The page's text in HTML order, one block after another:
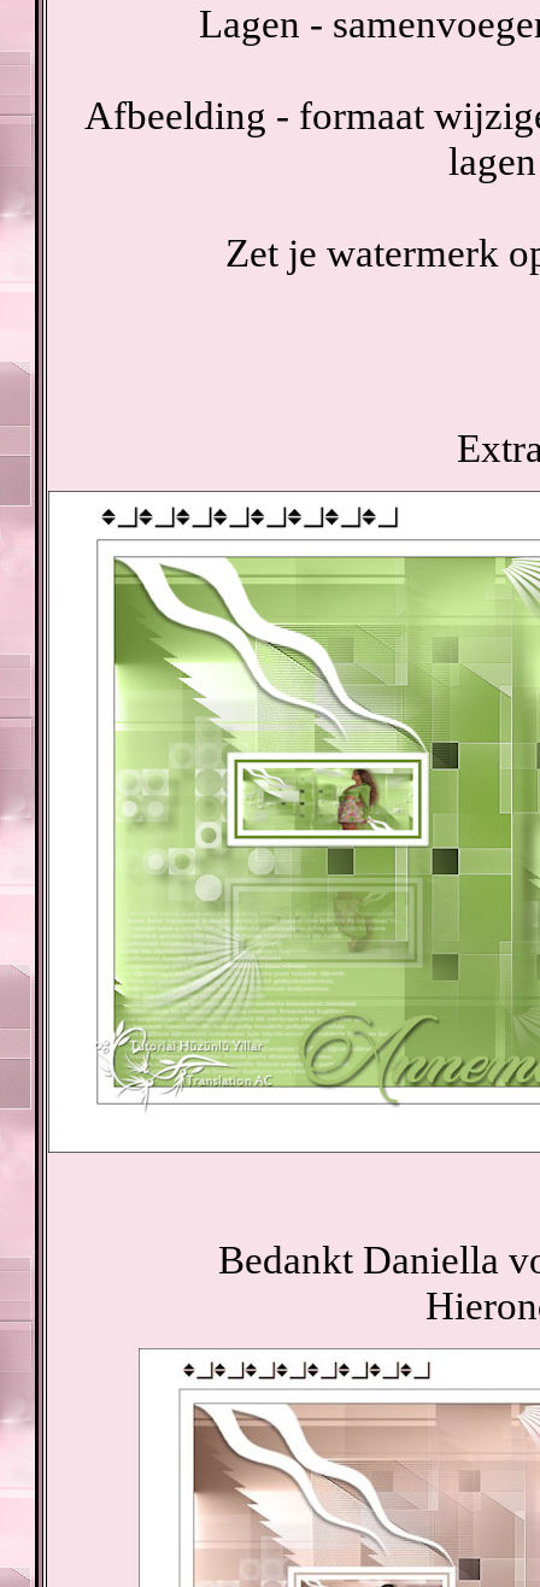
Lagen -
Afbeelding - formaat
Zet je watermerk
Bedankt Daniella